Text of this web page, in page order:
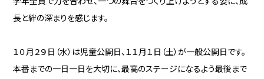
長と絆の深まりを感じます。
１０月２９日（水）は児童公開日、１１月１日（土）が一般公開日です。
本番までの一日一日を大切に、最高のステージになるよう最後まで